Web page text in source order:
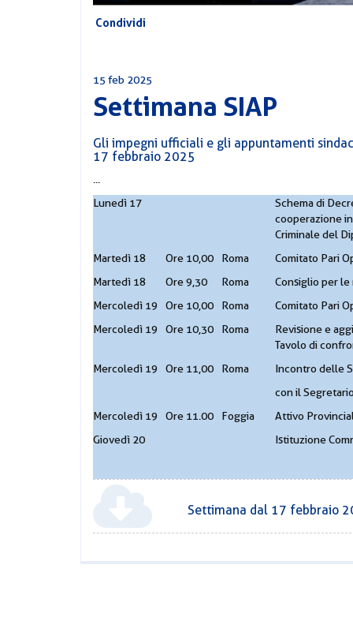
Condividi
15 feb 2025
Settimana SIAP
Gli impegni ufficiali e gli appuntamenti
17 febbraio 2025
Lunedì 17
Schema di
cooperazione
Criminale del
Martedì 18
Ore 10,00 Roma
Comitato Pari
Martedì 18
Ore 9,30 Roma
Consiglio per
Mercoledì 19
Ore 10,00 Roma
Comitato Pari
Mercoledì 19
Ore 10,30 Roma
Revisione e
Tavolo di
Mercoledì 19
Ore 11,00 Roma
Incontro delle
con il
Mercoledì 19
Ore 11.00 Foggia
Attivo
Giovedì 20
Istituzione
Settimana dal 17 febbraio